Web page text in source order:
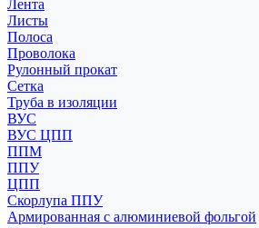
Лента
Листы
Полоса
Проволока
Рулонный прокат
Сетка
Труба в изоляции
ВУС
ВУС ЦПП
ППМ
ППУ
ЦПП
Скорлупа ППУ
Армированная с алюминиевой фольгой